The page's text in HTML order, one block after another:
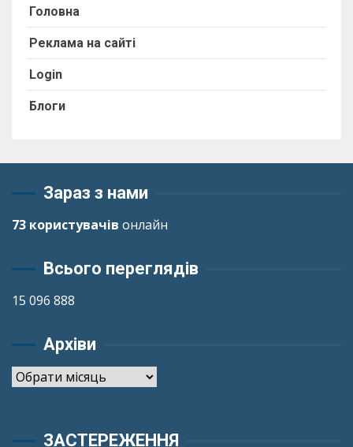
Головна
Реклама на сайті
Login
Блоги
Зараз з нами
73 користувачів онлайн
Всього переглядів
15 096 888
Архіви
Архіви
ЗАСТЕРЕЖЕННЯ